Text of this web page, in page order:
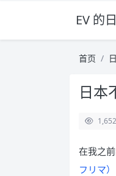
EV 的
首页
日本
1,652
在我之
フリマ）